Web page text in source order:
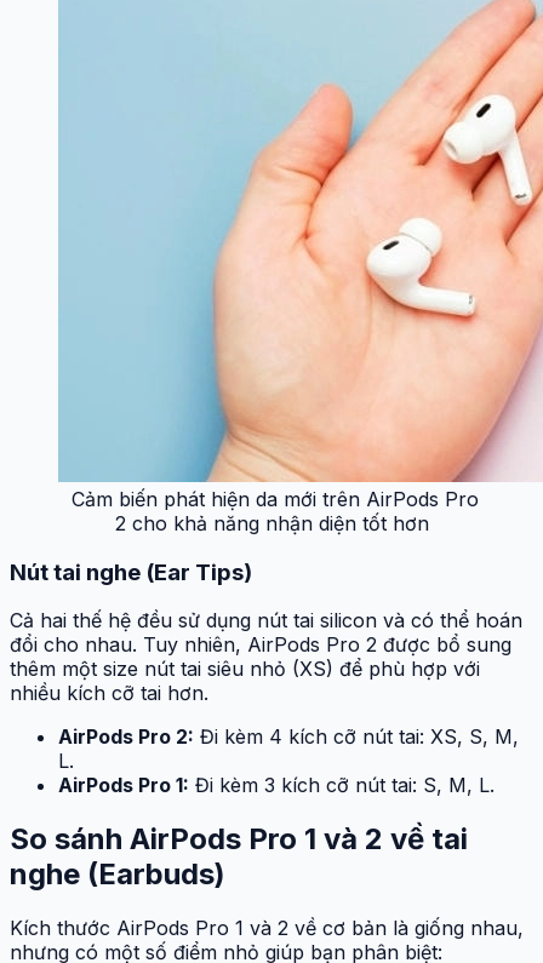
Cảm biến phát hiện da mới trên AirPods Pro
2 cho khả năng nhận diện tốt hơn
Nút tai nghe (Ear Tips)
Cả hai thế hệ đều sử dụng nút tai silicon và có thể hoán
đổi cho nhau. Tuy nhiên, AirPods Pro 2 được bổ sung
thêm một size nút tai siêu nhỏ (XS) để phù hợp với
nhiều kích cỡ tai hơn.
AirPods Pro 2: Đi kèm 4 kích cỡ nút tai: XS, S, M,
L.
AirPods Pro 1: Đi kèm 3 kích cỡ nút tai: S, M, L.
So sánh AirPods Pro 1 và 2 về tai
nghe (Earbuds)
Kích thước AirPods Pro 1 và 2 về cơ bản là giống nhau,
nhưng có một số điểm nhỏ giúp bạn phân biệt: